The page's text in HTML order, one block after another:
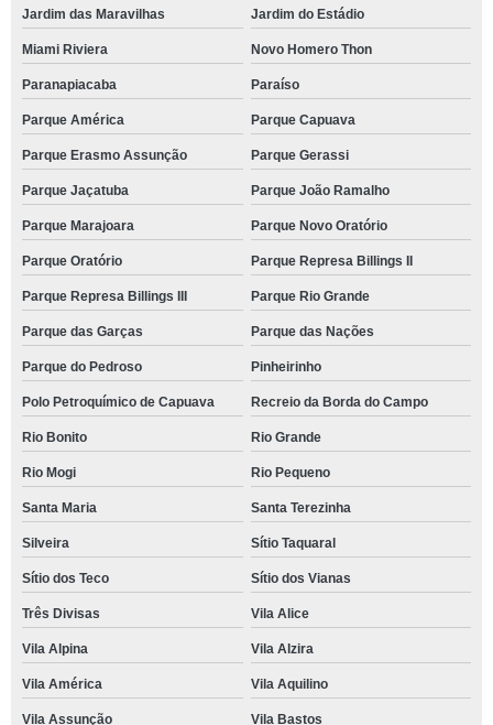
Jardim das Maravilhas Jardim do Estádio
Miami Riviera Novo Homero Thon
Paranapiacaba Paraíso
Parque América Parque Capuava
Parque Erasmo Assunção Parque Gerassi
Parque Jaçatuba Parque João Ramalho
Parque Marajoara Parque Novo Oratório
Parque Oratório Parque Represa Billings II
Parque Represa Billings III Parque Rio Grande
Parque das Garças Parque das Nações
Parque do Pedroso Pinheirinho
Polo Petroquímico de Capuava Recreio da Borda do Campo
Rio Bonito Rio Grande
Rio Mogi Rio Pequeno
Santa Maria Santa Terezinha
Silveira Sítio Taquaral
Sítio dos Teco Sítio dos Vianas
Três Divisas Vila Alice
Vila Alpina Vila Alzira
Vila América Vila Aquilino
Vila Assunção Vila Bastos